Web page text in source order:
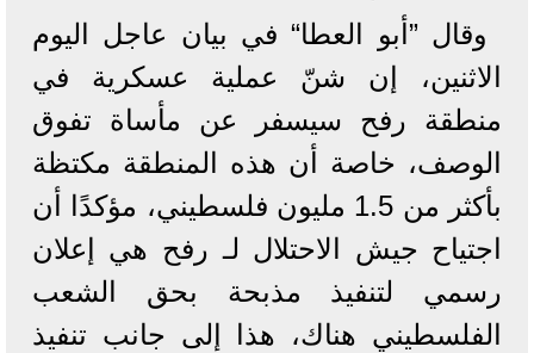
وقال ”أبو العطا“ في بيان عاجل اليوم
الاثنين، إن شنّ عملية عسكرية في
منطقة رفح سيسفر عن مأساة تفوق
الوصف، خاصة أن هذه المنطقة مكتظة
بأكثر من 1.5 مليون فلسطيني، مؤكدًا أن
اجتياح جيش الاحتلال لـ رفح هي إعلان
رسمي لتنفيذ مذبحة بحق الشعب
الفلسطيني هناك، هذا إلى جانب تنفيذ